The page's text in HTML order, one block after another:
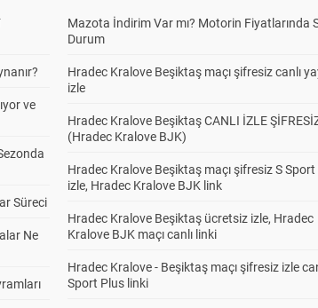
ve
Süreci
Ne
Mazota İndirim Var mı? Motorin Fiyatlarında
Durum
Hradec Kralove Beşiktaş maçı şifresiz canlı
izle
Hradec Kralove Beşiktaş CANLI İZLE
(Hradec Kralove BJK)
Hradec Kralove Beşiktaş maçı şifresiz S Sport
izle, Hradec Kralove BJK link
Hradec Kralove Beşiktaş ücretsiz izle, Hradec
Kralove BJK maçı canlı linki
Hradec Kralove - Beşiktaş maçı şifresiz izle
Sport Plus linki